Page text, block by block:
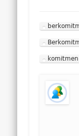
komitmen